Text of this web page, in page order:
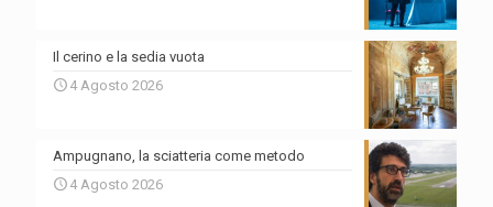
Il cerino e la sedia vuota
4 Agosto 2026
Ampugnano, la sciatteria come metodo
4 Agosto 2026